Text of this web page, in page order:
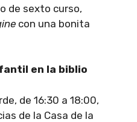
de sexto curso,
con una bonita
en la biblio
de 16:30 a 18:00,
de la Casa de la